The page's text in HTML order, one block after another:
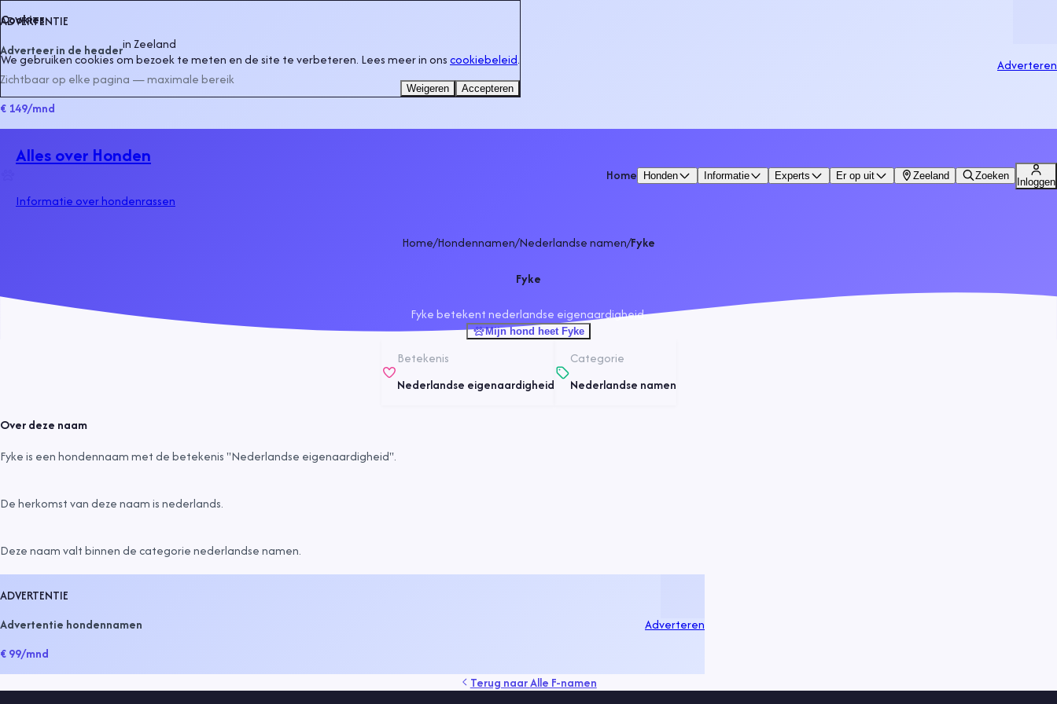
ADVERTENTIE
Adverteer in de headerinZeeland
Zichtbaar op elke pagina — maximale bereik
€ 149/mnd
Adverteren
Alles over Honden
Informatie over hondenrassen
Home Honden Informatie Experts Er op uit Zeeland Zoeken
Inloggen
Home/Hondennamen/Nederlandse namen/Fyke
Fyke
Fyke betekent nederlandse eigenaardigheid.
Mijn hond heet Fyke
Betekenis
Nederlandse eigenaardigheid
Categorie
Nederlandse namen
Over deze naam
Fyke is een hondennaam met de betekenis "Nederlandse eigenaardigheid".
De herkomst van deze naam isnederlands.
Deze naam valt binnen de categorienederlandse namen.
ADVERTENTIE
Advertentie hondennamen
€ 99/mnd
Adverteren
Terug naarAlle F-namen
Cookies
We gebruiken cookies om bezoek te meten en de site te verbeteren. Lees meer in onscookiebeleid.
Weigeren Accepteren